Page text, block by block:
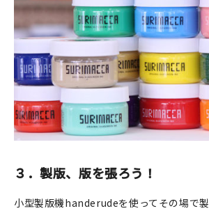
３．製版、版を張ろう！
小型製版機handerudeを使ってその場で製